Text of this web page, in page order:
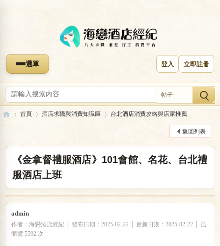
選單 登入 立即註冊
帖子
首頁
›
酒店求職與消費知識庫
›
台北酒店消費攻略與店家推薦
返回列表
《金拿督禮服酒店》101會館、名花、台北禮
服酒店上班
admin
作者：海戀酒店經紀 │ 發布日期：2025-02-22 │ 更新日期：2025-02-22 │ 已
瀏覽 5592 次